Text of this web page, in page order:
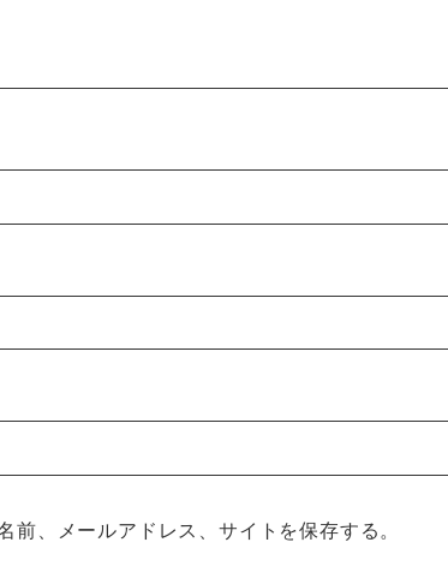
、メールアドレス、サイトを保存する。